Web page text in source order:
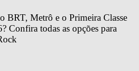
BRT, Metrô e o Primeira Classe
Confira todas as opções para